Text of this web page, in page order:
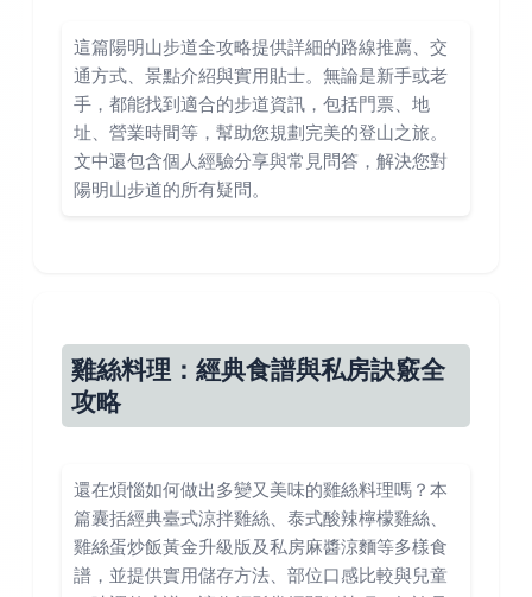
這篇陽明山步道全攻略提供詳細的路線推薦、交
通方式、景點介紹與實用貼士。無論是新手或老
手，都能找到適合的步道資訊，包括門票、地
址、營業時間等，幫助您規劃完美的登山之旅。
文中還包含個人經驗分享與常見問答，解決您對
陽明山步道的所有疑問。
雞絲料理：經典食譜與私房訣竅全
攻略
還在煩惱如何做出多變又美味的雞絲料理嗎？本
篇囊括經典臺式涼拌雞絲、泰式酸辣檸檬雞絲、
雞絲蛋炒飯黃金升級版及私房麻醬涼麵等多樣食
譜，並提供實用儲存方法、部位口感比較與兒童